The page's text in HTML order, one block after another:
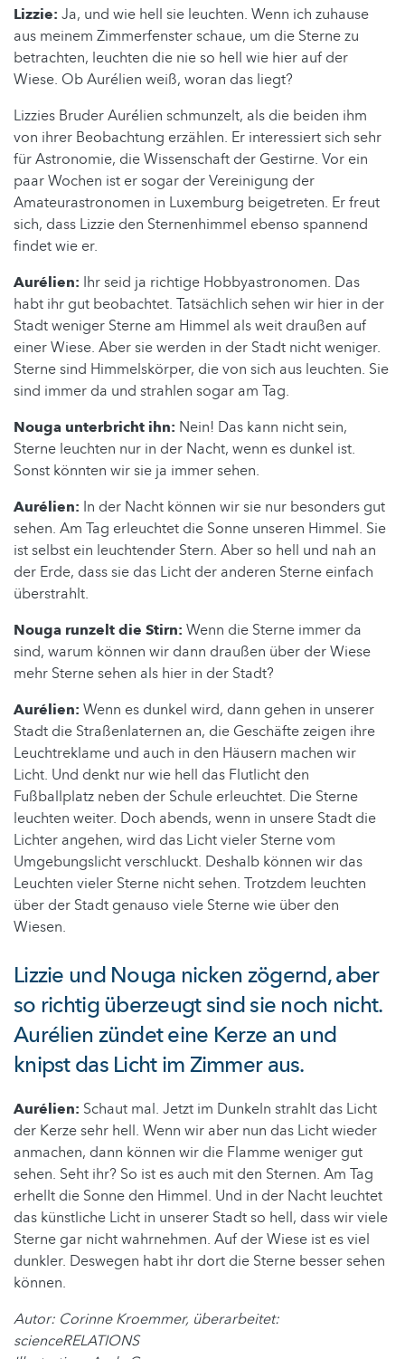
Lizzie: Ja, und wie hell sie leuchten. Wenn ich zuhause
aus meinem Zimmerfenster schaue, um die Sterne zu
betrachten, leuchten die nie so hell wie hier auf der
Wiese. Ob Aurélien weiß, woran das liegt?
Lizzies Bruder Aurélien schmunzelt, als die beiden ihm
von ihrer Beobachtung erzählen. Er interessiert sich sehr
für Astronomie, die Wissenschaft der Gestirne. Vor ein
paar Wochen ist er sogar der Vereinigung der
Amateurastronomen in Luxemburg beigetreten. Er freut
sich, dass Lizzie den Sternenhimmel ebenso spannend
findet wie er.
Aurélien: Ihr seid ja richtige Hobbyastronomen. Das
habt ihr gut beobachtet. Tatsächlich sehen wir hier in der
Stadt weniger Sterne am Himmel als weit draußen auf
einer Wiese. Aber sie werden in der Stadt nicht weniger.
Sterne sind Himmelskörper, die von sich aus leuchten. Sie
sind immer da und strahlen sogar am Tag.
Nouga unterbricht ihn: Nein! Das kann nicht sein,
Sterne leuchten nur in der Nacht, wenn es dunkel ist.
Sonst könnten wir sie ja immer sehen.
Aurélien: In der Nacht können wir sie nur besonders gut
sehen. Am Tag erleuchtet die Sonne unseren Himmel. Sie
ist selbst ein leuchtender Stern. Aber so hell und nah an
der Erde, dass sie das Licht der anderen Sterne einfach
überstrahlt.
Nouga runzelt die Stirn: Wenn die Sterne immer da
sind, warum können wir dann draußen über der Wiese
mehr Sterne sehen als hier in der Stadt?
Aurélien: Wenn es dunkel wird, dann gehen in unserer
Stadt die Straßenlaternen an, die Geschäfte zeigen ihre
Leuchtreklame und auch in den Häusern machen wir
Licht. Und denkt nur wie hell das Flutlicht den
Fußballplatz neben der Schule erleuchtet. Die Sterne
leuchten weiter. Doch abends, wenn in unsere Stadt die
Lichter angehen, wird das Licht vieler Sterne vom
Umgebungslicht verschluckt. Deshalb können wir das
Leuchten vieler Sterne nicht sehen. Trotzdem leuchten
über der Stadt genauso viele Sterne wie über den
Wiesen.
Lizzie und Nouga nicken zögernd, aber
so richtig überzeugt sind sie noch nicht.
Aurélien zündet eine Kerze an und
knipst das Licht im Zimmer aus.
Aurélien: Schaut mal. Jetzt im Dunkeln strahlt das Licht
der Kerze sehr hell. Wenn wir aber nun das Licht wieder
anmachen, dann können wir die Flamme weniger gut
sehen. Seht ihr? So ist es auch mit den Sternen. Am Tag
erhellt die Sonne den Himmel. Und in der Nacht leuchtet
das künstliche Licht in unserer Stadt so hell, dass wir viele
Sterne gar nicht wahrnehmen. Auf der Wiese ist es viel
dunkler. Deswegen habt ihr dort die Sterne besser sehen
können.
Autor: Corinne Kroemmer, überarbeitet:
scienceRELATIONS